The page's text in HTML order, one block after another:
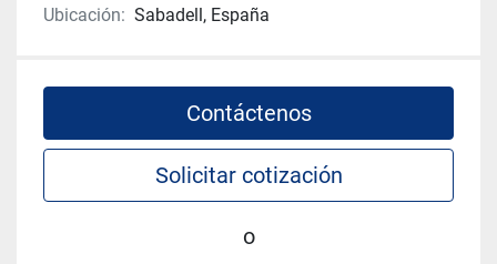
Ubicación: Sabadell, España
Contáctenos
Solicitar cotización
o